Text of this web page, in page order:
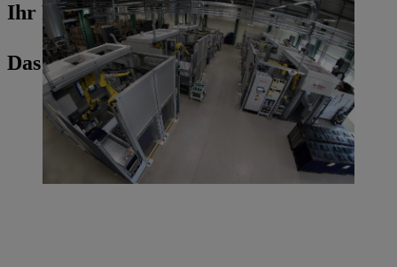
Ihr Pressekontakt
Das könnte Sie auch interessieren